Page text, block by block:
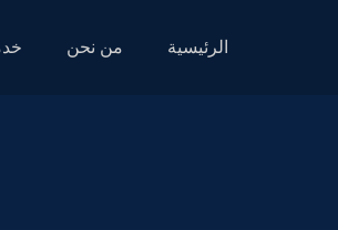
الرئيسية من نحن